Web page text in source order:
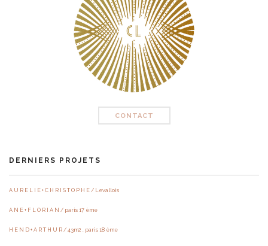
CONTACT
DERNIERS PROJETS
A U R E L I E + C H R I S T O P H E / Levallois
A N E + F L O R I A N / paris 17 ème
H E N D + A R T H U R / 43m2 . paris 18 ème